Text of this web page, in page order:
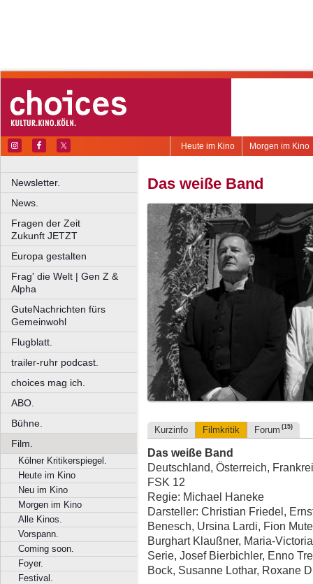
Morgen im Kino
Heute im Kino
Newsletter.
News.
Fragen der Zeit
Zukunft JETZT
Europa gestalten
Frag' die Welt | Gen Z &
Alpha
GuteNachrichten fürs
Gemeinwohl
Flugblatt.
trailer-ruhr podcast.
choices mag ich.
ABO.
Bühne.
Film.
Kölner Kritikerspiegel.
Heute im Kino
Neu im Kino
Morgen im Kino
Alle Kinos.
Vorspann.
Coming soon.
Foyer.
Festival.
Das weiße Band
Kurzinfo Filmkritik Forum (15)
Das weiße Band
Deutschland, Österreich,
FSK 12
Regie: Michael Haneke
Darsteller: Christian Friedel,
Benesch, Ursina Lardi, Fion
Burghart Klaußner, Maria-
Serie, Josef Bierbichler, Enno
Bock, Susanne Lothar, Roxane